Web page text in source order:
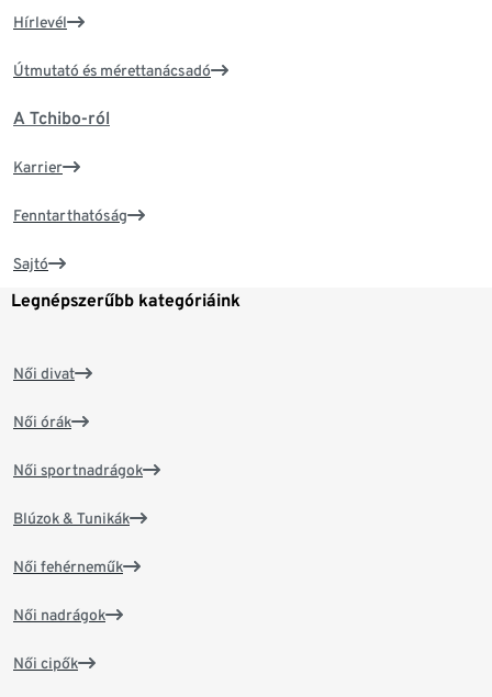
Hírlevél
Útmutató és mérettanácsadó
A Tchibo-ról
Karrier
Fenntarthatóság
Sajtó
Legnépszerűbb kategóriáink
Női divat
Női órák
Női sportnadrágok
Blúzok & Tunikák
Női fehérneműk
Női nadrágok
Női cipők